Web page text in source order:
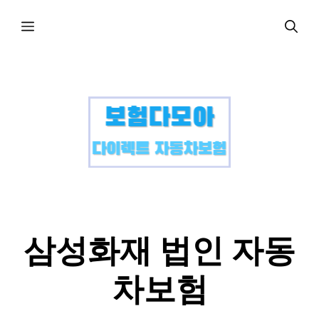
메
삼성화재 법인 자동
차보험